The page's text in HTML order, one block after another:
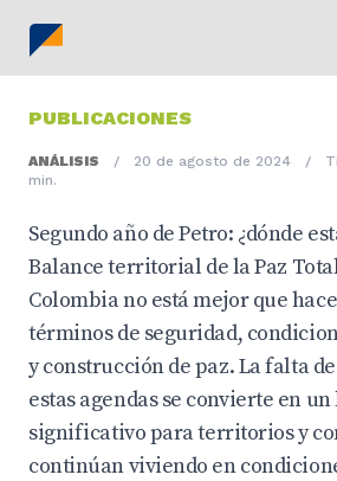
PUBLICACIONES
ANÁLISIS / 20 de agosto de 2024 /
min.
Segundo año de Petro: ¿dónde
Balance territorial de la Paz
Colombia no está mejor que
términos de seguridad,
y construcción de paz. La falta
estas agendas se convierte en
significativo para territorios y
continúan viviendo en